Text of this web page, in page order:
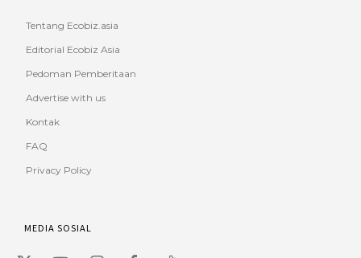
Tentang Ecobiz.asia
Editorial Ecobiz Asia
Pedoman Pemberitaan
Advertise with us
Kontak
FAQ
Privacy Policy
MEDIA SOSIAL